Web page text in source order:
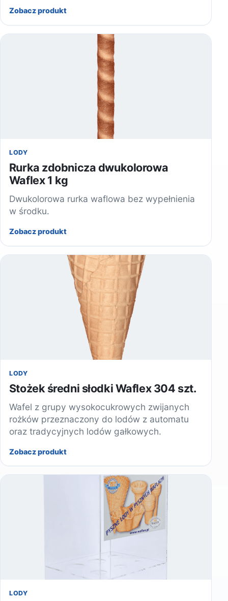
Zobacz produkt
LODY
Rurka zdobnicza dwukolorowa
Waflex 1 kg
Dwukolorowa rurka waflowa bez wypełnienia
w środku.
Zobacz produkt
LODY
Stożek średni słodki Waflex 304 szt.
Wafel z grupy wysokocukrowych zwijanych
rożków przeznaczony do lodów z automatu
oraz tradycyjnych lodów gałkowych.
Zobacz produkt
LODY